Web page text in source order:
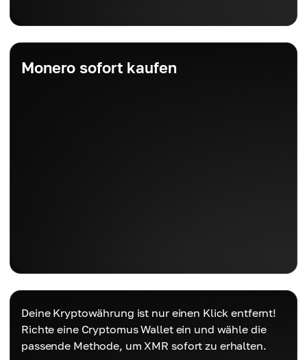
Monero sofort kaufen
Deine Kryptowährung ist nur einen Klick entfernt!
Richte eine Cryptomus Wallet ein und wähle die
passende Methode, um XMR sofort zu erhalten.